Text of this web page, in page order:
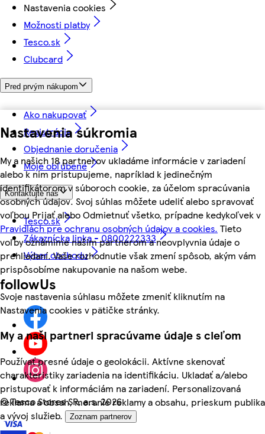
Nastavenia súkromia
My a našich 18 partnerov ukladáme informácie v zariadení
alebo k nim pristupujeme, napríklad k jedinečným
identifikátorom v súboroch cookie, za účelom spracúvania
osobných údajov. Svoj súhlas môžete udeliť alebo spravovať
voľbou Prijať alebo Odmietnuť všetko, prípadne kedykoľvek v
Pravidlách pre ochranu osobných údajov a cookies. Tieto
voľby oznámime našim partnerom a neovplyvnia údaje o
prehliadaní. Vaše rozhodnutie však zmení spôsob, akým vám
prispôsobíme nakupovanie na našom webe.
Svoje nastavenia súhlasu môžete zmeniť kliknutím na
Nastavenia cookies v pätičke stránky.
My a naši partneri spracúvame údaje s cieľom
Používať presné údaje o geolokácii. Aktívne skenovať
charakteristiky zariadenia na identifikáciu. Ukladať a/alebo
pristupovať k informáciám na zariadení. Personalizovaná
reklama a obsah, meranie reklamy a obsahu, prieskum publika
a vývoj služieb.
Zoznam partnerov
Nastavenia cookies
Možnosti platby
Tesco.sk
Clubcard
Pred prvým nákupom
Ako nakupovať
Registrácia
Objednanie doručenia
Moje obľúbené
Kontaktujte nás
Tesco.sk
Zákaznícka linka - 0800222333
Výber obchodu
followUs
©Tesco Stores SR, a.s. 2026